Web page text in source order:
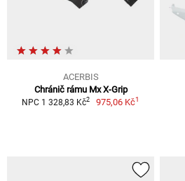
ACERBIS
Chránič rámu Mx X-Grip
NPC 1 328,83 Kč2 975,06 Kč1